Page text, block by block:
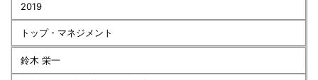
2019
トップ・マネジメント
鈴木 栄一